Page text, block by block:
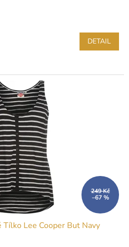
DETAIL
249 Kč
–67 %
Tílko Lee Cooper But Navy